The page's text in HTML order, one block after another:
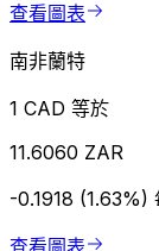
查看圖表
南非蘭特
1 CAD 等於
11.6060 ZAR
-0.1918 (1.63%)